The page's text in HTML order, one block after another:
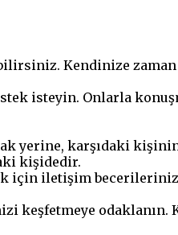
Kendinize
isteyin. Onlarla
yerine, karşıdaki
kişidedir.
için iletişim
keşfetmeye